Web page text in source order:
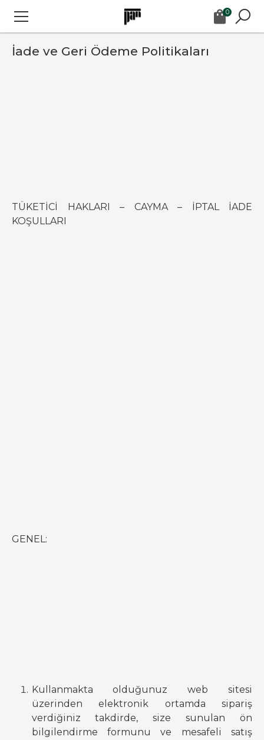
0
İade ve Geri Ödeme Politikaları
TÜKETİCİ HAKLARI – CAYMA – İPTAL İADE
KOŞULLARI
GENEL:
Kullanmakta olduğunuz web sitesi
üzerinden elektronik ortamda sipariş
verdiğiniz takdirde, size sunulan ön
bilgilendirme formunu ve mesafeli satış